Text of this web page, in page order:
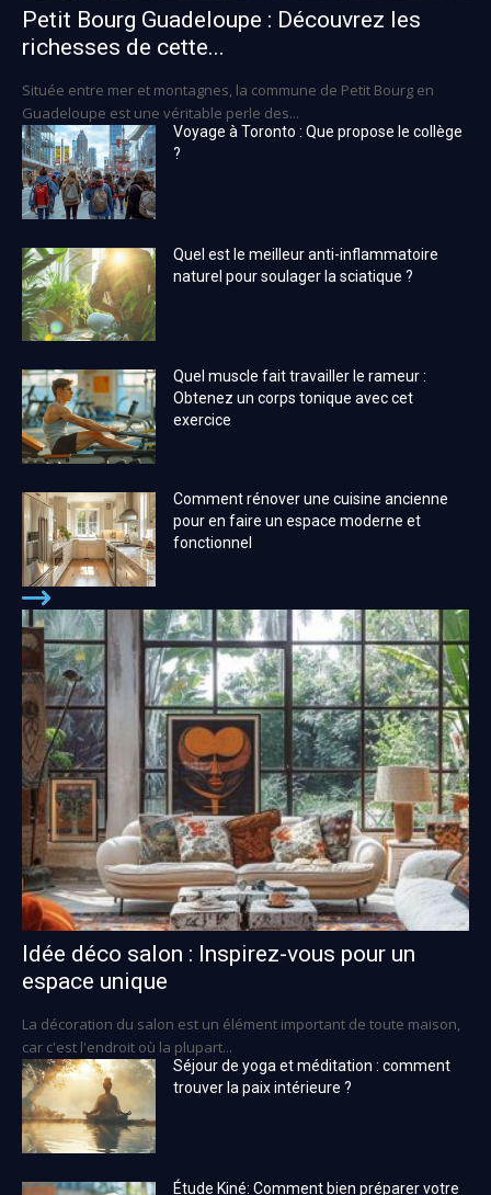
Petit Bourg Guadeloupe : Découvrez les
richesses de cette...
Située entre mer et montagnes, la commune de Petit Bourg en
Guadeloupe est une véritable perle des...
Voyage à Toronto : Que propose le collège
?
Quel est le meilleur anti-inflammatoire
naturel pour soulager la sciatique ?
Quel muscle fait travailler le rameur :
Obtenez un corps tonique avec cet
exercice
Comment rénover une cuisine ancienne
pour en faire un espace moderne et
fonctionnel
Idée déco salon : Inspirez-vous pour un
espace unique
La décoration du salon est un élément important de toute maison,
car c'est l'endroit où la plupart...
Séjour de yoga et méditation : comment
trouver la paix intérieure ?
Étude Kiné: Comment bien préparer votre